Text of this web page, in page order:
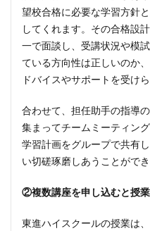
望校合格に必要な学習方針
してくれます。その合格設
一で面談し、受講状況や模
ている方向性は正しいのか
ドバイスやサポートを受けら
合わせて、担任助手の指導
集まってチームミーティン
学習計画をグループで共有
い切磋琢磨しあうことができ
②複数講座を申し込むと授
東進ハイスクールの授業は